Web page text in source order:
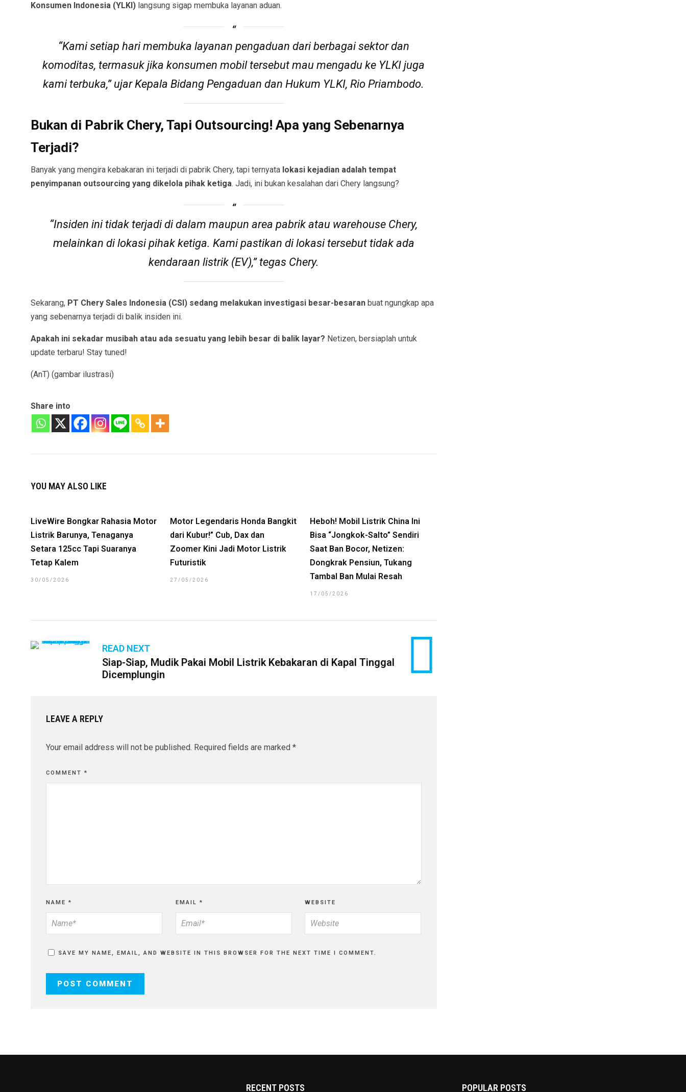
Konsumen Indonesia (YLKI) langsung sigap membuka layanan aduan.
“Kami setiap hari membuka layanan pengaduan dari berbagai sektor dan
komoditas, termasuk jika konsumen mobil tersebut mau mengadu ke YLKI juga
kami terbuka,” ujar Kepala Bidang Pengaduan dan Hukum YLKI, Rio Priambodo.
Bukan di Pabrik Chery, Tapi Outsourcing! Apa yang Sebenarnya
Terjadi?
Banyak yang mengira kebakaran ini terjadi di pabrik Chery, tapi ternyata lokasi kejadian adalah tempat
penyimpanan outsourcing yang dikelola pihak ketiga. Jadi, ini bukan kesalahan dari Chery langsung?
“Insiden ini tidak terjadi di dalam maupun area pabrik atau warehouse Chery,
melainkan di lokasi pihak ketiga. Kami pastikan di lokasi tersebut tidak ada
kendaraan listrik (EV),” tegas Chery.
Sekarang, PT Chery Sales Indonesia (CSI) sedang melakukan investigasi besar-besaran buat ngungkap apa
yang sebenarnya terjadi di balik insiden ini.
Apakah ini sekadar musibah atau ada sesuatu yang lebih besar di balik layar? Netizen, bersiaplah untuk
update terbaru! Stay tuned!
(AnT) (gambar ilustrasi)
Share into
YOU MAY ALSO LIKE
LiveWire Bongkar Rahasia Motor
Listrik Barunya, Tenaganya
Setara 125cc Tapi Suaranya
Tetap Kalem
30/05/2026
Motor Legendaris Honda Bangkit
dari Kubur!” Cub, Dax dan
Zoomer Kini Jadi Motor Listrik
Futuristik
27/05/2026
Heboh! Mobil Listrik China Ini
Bisa “Jongkok-Salto” Sendiri
Saat Ban Bocor, Netizen:
Dongkrak Pensiun, Tukang
Tambal Ban Mulai Resah
17/05/2026
READ NEXT
Siap-Siap, Mudik Pakai Mobil Listrik Kebakaran di Kapal Tinggal
Dicemplungin
LEAVE A REPLY
Your email address will not be published. Required fields are marked *
COMMENT *
NAME * EMAIL * WEBSITE
SAVE MY NAME, EMAIL, AND WEBSITE IN THIS BROWSER FOR THE NEXT TIME I COMMENT.
RECENT POSTS POPULAR POSTS